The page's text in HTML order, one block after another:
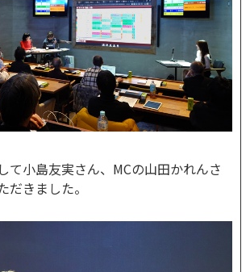
て小島友実さん、MCの山田かれんさ
だきました。